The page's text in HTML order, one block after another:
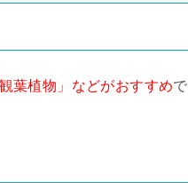
葉植物」などがおすすめで